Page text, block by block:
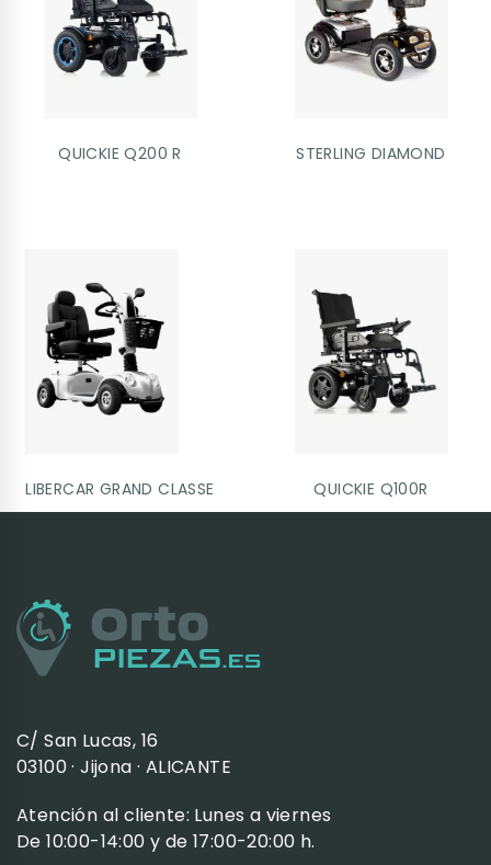
QUICKIE Q200 R STERLING DIAMOND
LIBERCAR GRAND CLASSE QUICKIE Q100R
C/ San Lucas, 16
03100 · Jijona · ALICANTE
Atención al cliente: Lunes a viernes
De 10:00-14:00 y de 17:00-20:00 h.